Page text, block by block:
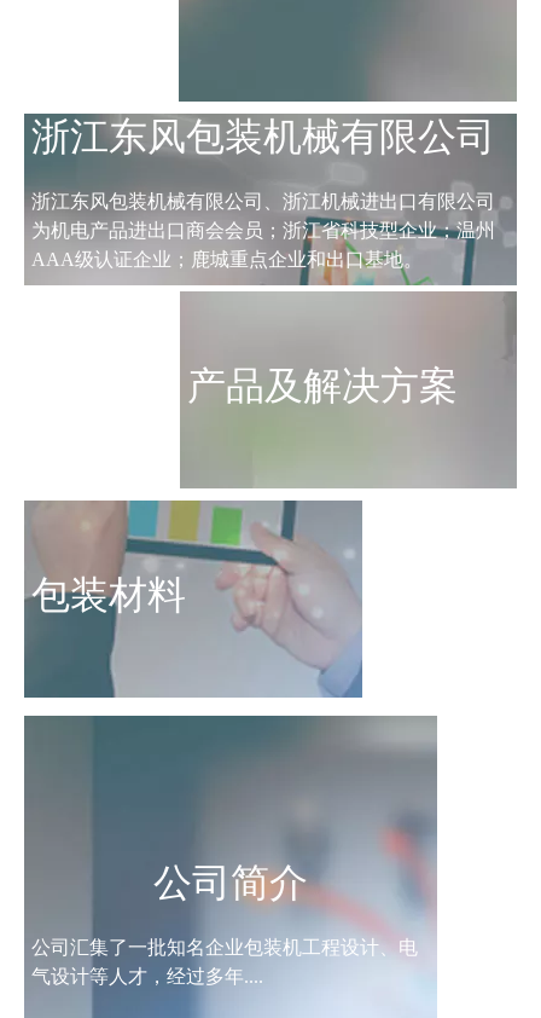
浙江东风包装机械有限公司
浙江东风包装机械有限公司、浙江机械进出口有限公司
为机电产品进出口商会会员；浙江省科技型企业；温州
AAA级认证企业；鹿城重点企业和出口基地。
产品及解决方案
包装材料
公司简介
公司汇集了一批知名企业包装机工程设计、电
气设计等人才，经过多年....